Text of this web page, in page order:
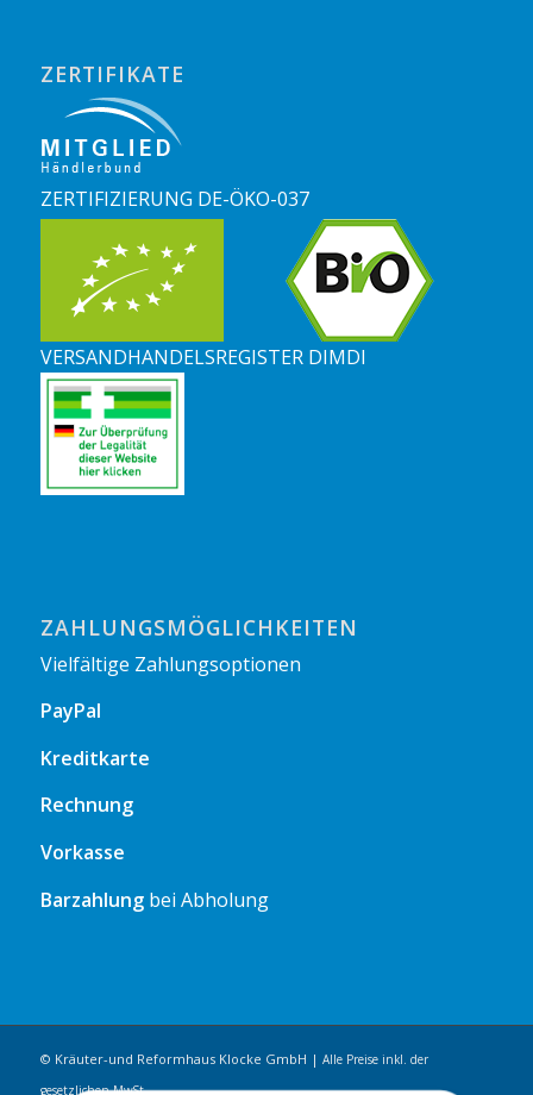
ZERTIFIKATE
ZERTIFIZIERUNG DE-ÖKO-037
VERSANDHANDELSREGISTER DIMDI
ZAHLUNGSMÖGLICHKEITEN
Vielfältige Zahlungsoptionen
PayPal
Kreditkarte
Rechnung
Vorkasse
Barzahlungbei Abholung
© Kräuter-und Reformhaus Klocke GmbH | Alle Preise inkl. der
gesetzlichen MwSt.